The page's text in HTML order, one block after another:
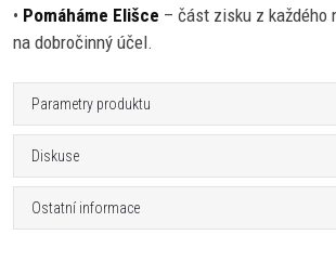
• Pomáháme Elišce – část zisku z každého
na dobročinný účel.
Parametry produktu
Diskuse
Ostatní informace